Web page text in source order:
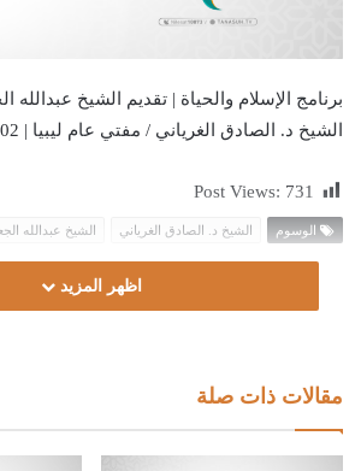
برنامج الإسلام والحياة | تقديم الشيخ
الشيخ د. الصادق الغرياني / مفتي عام ليبيا | 02 – 11 – 2022
Post Views: 731
الوسوم الشيخ د. الصادق الغرياني الشيخ عبدالله
اظهر المزيد
مقالات ذات صلة